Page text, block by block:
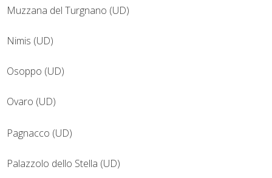
Muzzana del Turgnano (UD)
Nimis (UD)
Osoppo (UD)
Ovaro (UD)
Pagnacco (UD)
Palazzolo dello Stella (UD)